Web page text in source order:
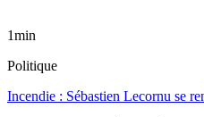
1min
Politique
Incendie : Sébastien Lecornu se